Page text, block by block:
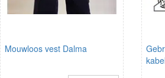
Mouwloos vest Dalma